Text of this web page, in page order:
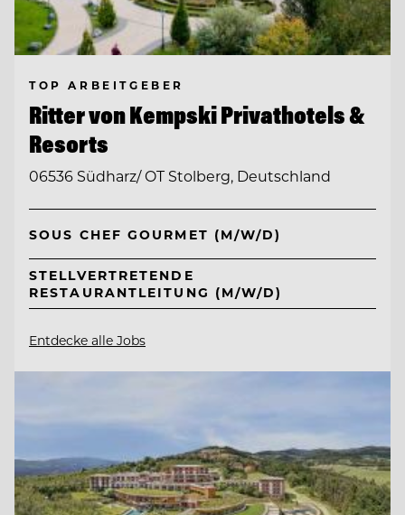
TOP ARBEITGEBER
Ritter von Kempski Privathotels &
Resorts
06536 Südharz/ OT Stolberg, Deutschland
SOUS CHEF GOURMET (M/W/D)
STELLVERTRETENDE
RESTAURANTLEITUNG (M/W/D)
Entdecke alle Jobs